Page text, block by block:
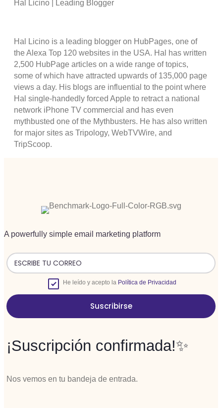
Hal Licino | Leading Blogger
Hal Licino is a leading blogger on HubPages, one of
the Alexa Top 120 websites in the USA. Hal has written
2,500 HubPage articles on a wide range of topics,
some of which have attracted upwards of 135,000 page
views a day. His blogs are influential to the point where
Hal single-handedly forced Apple to retract a national
network iPhone TV commercial and has even
mythbusted one of the Mythbusters. He has also written
for major sites as Tripology, WebTVWire, and
TripScoop.
A powerfully simple email marketing platform
He leído y acepto la Política de Privacidad
Suscribirse
¡Suscripción confirmada!✨
Nos vemos en tu bandeja de entrada.